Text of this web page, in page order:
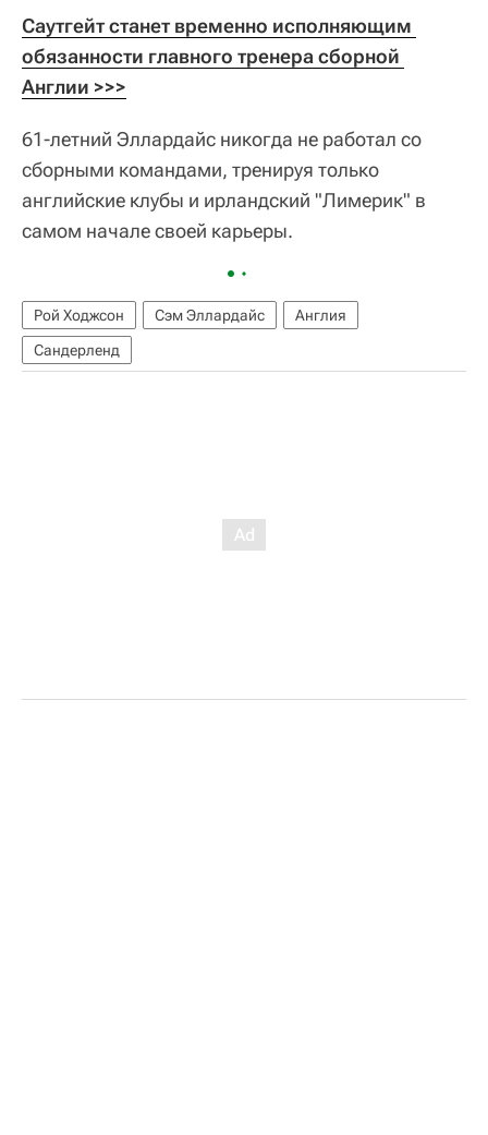
Саутгейт станет временно исполняющим
обязанности главного тренера сборной
Англии >>>
61-летний Эллардайс никогда не работал со
сборными командами, тренируя только
английские клубы и ирландский "Лимерик" в
самом начале своей карьеры.
Рой Ходжсон Сэм Эллардайс
Англия
Сандерленд